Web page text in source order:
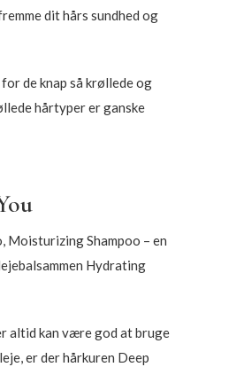
dit hårs sundhed og
de knap så krøllede og
hårtyper er ganske
Shampoo – en
Hydrating
altid kan være god at bruge
er der hårkuren Deep